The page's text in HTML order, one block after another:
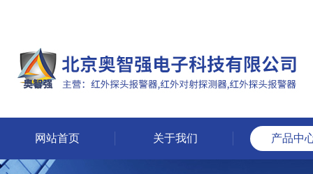
网站首页 关于我们 产品中